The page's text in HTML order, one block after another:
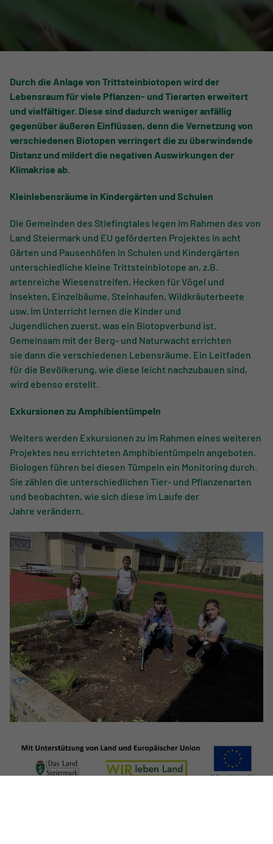
Durch die Anlage von Trittsteinbiotopen wird der
Lebensraum für viele Pflanzen- und Tierarten erweitert
und vielfältiger. Diese sind dadurch weniger anfällig
gegenüber äußeren Einflüssen, denn d ie Vernetzung von
verschiedenen Biotopen verringert die zu überwindende
Distanz und mildert die negativen Auswirkungen der
Klimakrise ab.
Kleinlebensräume in Kindergärten und Schulen
Die Gemeinden des Stiefingtales legen im Rahmen des von
Land Steiermark und EU geförderten Projektes in acht
Gärten und Pausenhöfen in Schulen und Kindergärten
unterschiedliche kleine Trittsteinbiotope an, z.B.
artenreiche Wiesenstreifen, Hecken für Vögel und
Insekten, Einzelbäume, Steinhaufen, Wildkräuterbeete
usw. Im Unterricht lernen die Kinder und
Jugendlichen zuerst, was ein Biotopverbund ist.
Gemeinsam mit der Berg- und Naturwacht errichten
sie dann die verschiedenen Lebensräume. Ein Leitfaden
für die Bevölkerung, wie diese leicht nachzubauen sind,
wird ebenso erstellt.
Exkursionen zu Amphibientümpeln
Weiters werden Exkursionen zu im Rahmen eines weiteren
Projektes neu errichteten Amphibientümpeln angeboten.
Biologen führen bei diesen Tümpeln ein Monitoring durch.
Sie zählen die unterschiedlichen Tier- und Pflanzenarten
und beobachten, wie sich diese im Laufe der
Jahre verändern.